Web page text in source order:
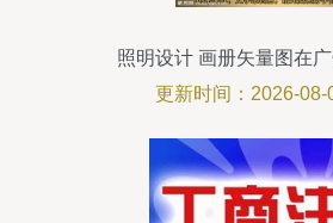
照明设计 画册矢量图在
更新时间：2026-08-